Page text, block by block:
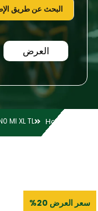
البحث عن طريق
العرض
Home
MI XL TL
سعر العرض 20%